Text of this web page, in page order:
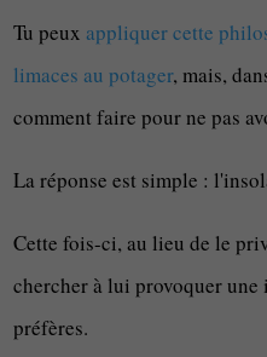
Tu peux appliquer cette
limaces au potager, mais,
comment faire pour ne pas
La réponse est simple :
Cette fois-ci, au lieu de le
chercher à lui provoquer
préfères.